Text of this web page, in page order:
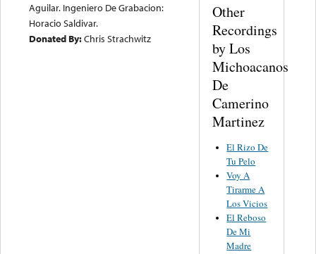
Aguilar. Ingeniero De Grabacion:
Horacio Saldivar.
Donated By:Chris Strachwitz
Other
Recordings
by Los
Michoacanos
De
Camerino
Martinez
El Rizo De
Tu Pelo
Voy A
Tirarme A
Los Vicios
El Reboso
De Mi
Madre